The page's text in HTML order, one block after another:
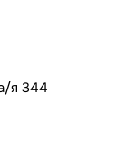
я 344